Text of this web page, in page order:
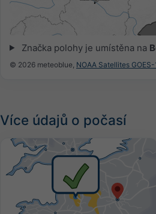
18:00 18:30
Značka polohy je umístěna na
© 2026 meteoblue, NOAA Satellites GOES-
Více údajů o počasí